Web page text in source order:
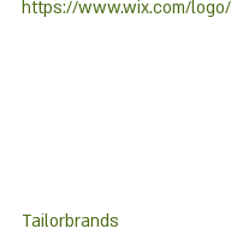
https://www.wix.com/
Tailorbrands